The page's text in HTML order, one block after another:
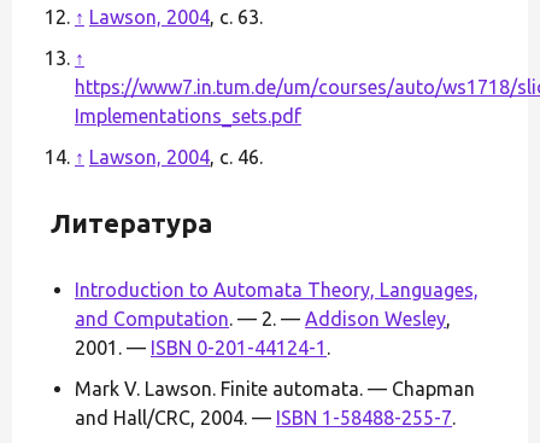
↑ Lawson, 2004, с. 63.
↑
https://www7.in.tum.de/um/courses/auto/ws1718/
Implementations_sets.pdf
↑ Lawson, 2004, с. 46.
Литература
Introduction to Automata Theory, Languages,
and Computation. — 2. — Addison Wesley,
2001. — ISBN 0-201-44124-1 .
Mark V. Lawson. Finite automata. — Chapman
and Hall/CRC, 2004. — ISBN 1-58488-255-7.